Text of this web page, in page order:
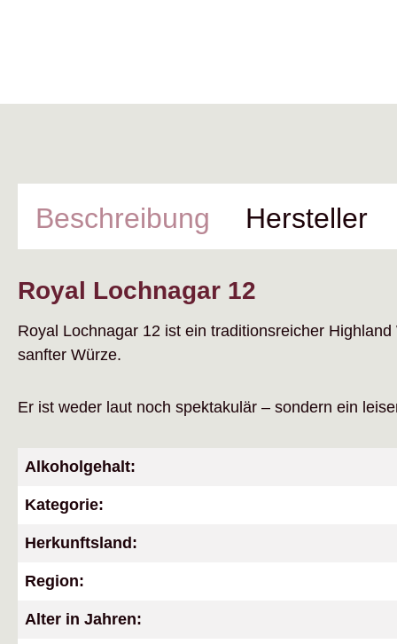
Beschreibung Hersteller
Royal Lochnagar 12
Royal Lochnagar 12 ist ein traditionsreicher
sanfter Würze.
Er ist weder laut noch spektakulär – sondern ein
Alkoholgehalt:
Kategorie:
Herkunftsland:
Region:
Alter in Jahren: